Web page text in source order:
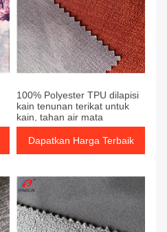
100% Polyester TPU dilapisi
kain tenunan terikat untuk
kain, tahan air mata
Dapatkan Harga Terbaik